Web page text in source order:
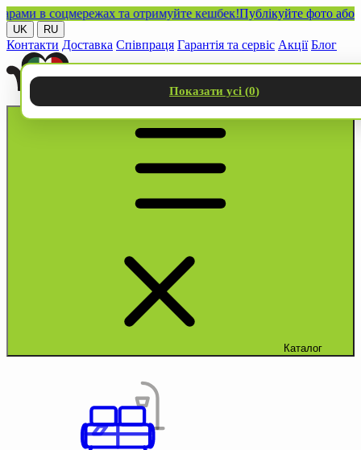
в соцмережах та отримуйте кешбек!Публікуйте фото або
UK RU
Контакти Доставка Співпраця Гарантія та сервіс Акції Блог
Каталог
Показати усі (0)